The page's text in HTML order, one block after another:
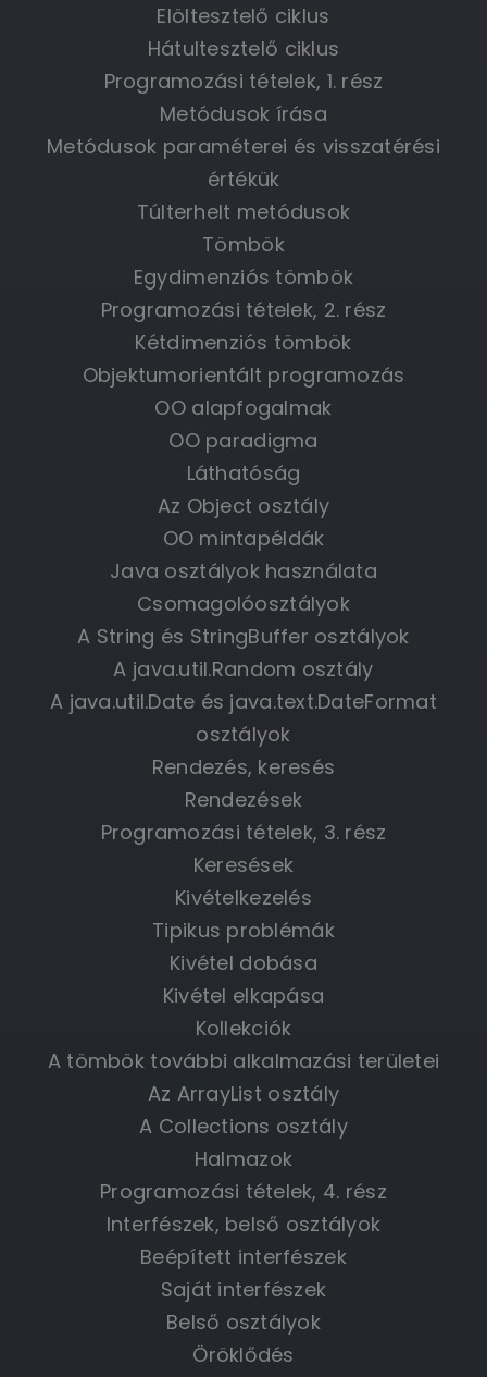
Elöltesztelő ciklus
Hátultesztelő ciklus
Programozási tételek, 1. rész
Metódusok írása
Metódusok paraméterei és visszatérési
értékük
Túlterhelt metódusok
Tömbök
Egydimenziós tömbök
Programozási tételek, 2. rész
Kétdimenziós tömbök
Objektumorientált programozás
OO alapfogalmak
OO paradigma
Láthatóság
Az Object osztály
OO mintapéldák
Java osztályok használata
Csomagolóosztályok
A String és StringBuffer osztályok
A java.util.Random osztály
A java.util.Date és java.text.DateFormat
osztályok
Rendezés, keresés
Rendezések
Programozási tételek, 3. rész
Keresések
Kivételkezelés
Tipikus problémák
Kivétel dobása
Kivétel elkapása
Kollekciók
A tömbök további alkalmazási területei
Az ArrayList osztály
A Collections osztály
Halmazok
Programozási tételek, 4. rész
Interfészek, belső osztályok
Beépített interfészek
Saját interfészek
Belső osztályok
Öröklődés